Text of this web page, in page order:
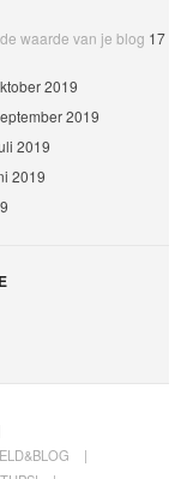
waarde van je blog 17
2019
2019
2019
2019